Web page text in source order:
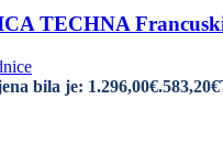
TECHNA
bila je: 1.296,00€.583,20€